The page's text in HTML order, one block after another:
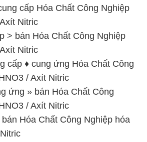
cấp Hóa Chất Công Nghiệp
Nitric
> bán Hóa Chất Công Nghiệp
Nitric
cấp ♦ cung ứng Hóa Chất Công
/ Axít Nitric
ứng » bán Hóa Chất Công
/ Axít Nitric
Hóa Chất Công Nghiệp hóa